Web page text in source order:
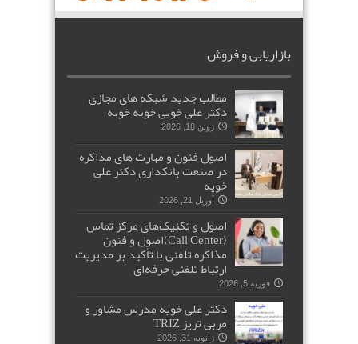
بازاریابی و فروش
مطالب جدید شبکه های مجازی
دکتر علی خویی خویه خوبه
ژوئن 18, 2026
اصول فنون و مهارت های مذاکره
در صنعت بانکداری دکتر علی
خویه
آوریل 21, 2026
اصول و تکنیک‌های مرکز تماس
(Call Center)اصول و فنون
مذاکره تلفنی با تأکید بر مدیریت
ارتباط تلفنی حرفه‌ای
فوریه 5, 2026
دکتر علی خویه مدرس مشاور و
مربی تریز TRIZ
ژانویه 31, 2026